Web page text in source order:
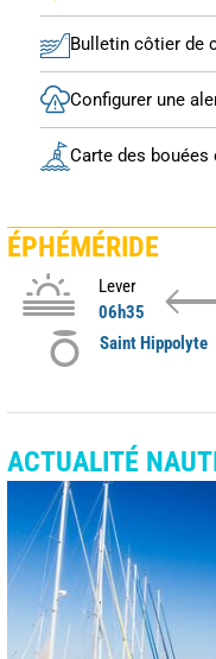
Bulletin côtier de
Configurer une
Carte des bouées
ÉPHÉMÉRIDE
Lever
06h35
Saint Hippolyte
ACTUALITÉ